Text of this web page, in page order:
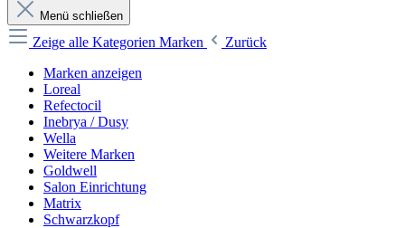
Menü schließen
Zeige alle Kategorien Marken
Zurück
Marken anzeigen
Loreal
Refectocil
Inebrya / Dusy
Wella
Weitere Marken
Goldwell
Salon Einrichtung
Matrix
Schwarzkopf